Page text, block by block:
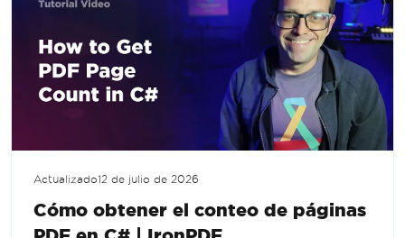
Actualizado12 de julio de 2026
Cómo obtener el conteo de páginas